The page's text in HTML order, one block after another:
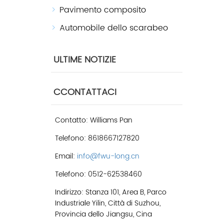
Pavimento composito
Automobile dello scarabeo
ULTIME NOTIZIE
CCONTATTACI
Contatto: Williams Pan
Telefono: 8618667127820
Email: info@fwu-long.cn
Telefono: 0512-62538460
Indirizzo: Stanza 101, Area B, Parco
Industriale Yilin, Città di Suzhou,
Provincia dello Jiangsu, Cina